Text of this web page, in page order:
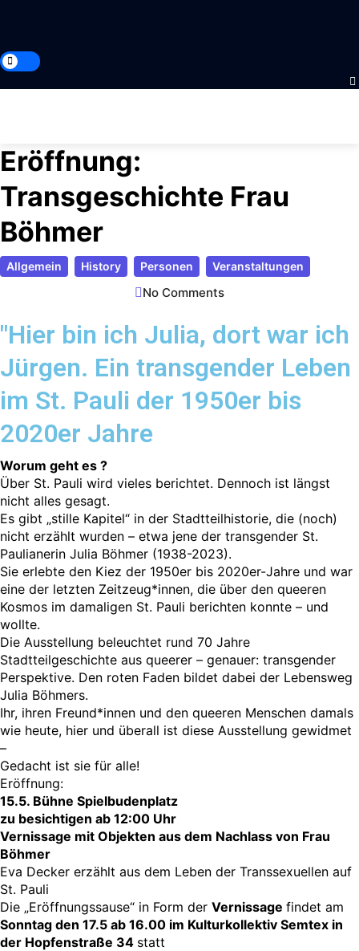
Eröffnung:
Transgeschichte Frau
Böhmer
Allgemein History Personen Veranstaltungen
No Comments
"Hier bin ich Julia, dort war ich
Jürgen. Ein transgender Leben
im St. Pauli der 1950er bis
2020er Jahre
Worum geht es ?
Über St. Pauli wird vieles berichtet. Dennoch ist längst
nicht alles gesagt.
Es gibt „stille Kapitel“ in der Stadtteilhistorie, die (noch)
nicht erzählt wurden – etwa jene der transgender St.
Paulianerin Julia Böhmer (1938-2023).
Sie erlebte den Kiez der 1950er bis 2020er-Jahre und war
eine der letzten Zeitzeug*innen, die über den queeren
Kosmos im damaligen St. Pauli berichten konnte – und
wollte.
Die Ausstellung beleuchtet rund 70 Jahre
Stadtteilgeschichte aus queerer – genauer: transgender
Perspektive. Den roten Faden bildet dabei der Lebensweg
Julia Böhmers.
Ihr, ihren Freund*innen und den queeren Menschen damals
wie heute, hier und überall ist diese Ausstellung gewidmet
–
Gedacht ist sie für alle!
Eröffnung:
15.5. Bühne Spielbudenplatz
zu besichtigen ab 12:00 Uhr
Vernissage mit Objekten aus dem Nachlass von Frau
Böhmer
Eva Decker erzählt aus dem Leben der Transsexuellen auf
St. Pauli
Die „Eröffnungssause“ in Form der Vernissage findet am
Sonntag den 17.5 ab 16.00 im Kulturkollektiv Semtex in
der Hopfenstraße 34 statt